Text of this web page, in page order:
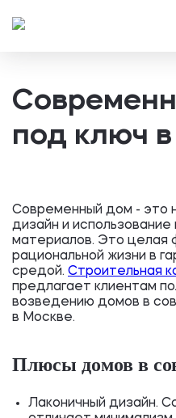
под ключ
Современный дом - это
дизайн и
материалов. Это целая
рациональной жизни в
средой. Строительная
предлагает клиентам
возведению домов в
в Москве.
Плюсы домов в
Лаконичный дизайн.